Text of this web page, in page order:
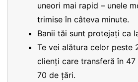
uneori mai rapid – unele
trimise în câteva minute.
Banii tăi sunt protejați ca
Te vei alătura celor peste
clienți care transferă în 47
70 de țări.